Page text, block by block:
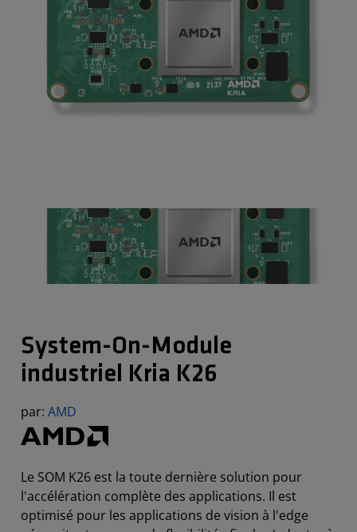
System-On-Module
industriel Kria K26
par: AMD
Le SOM K26 est la toute dernière solution pour
l'accélération complète des applications. Il est
optimisé pour les applications de vision à l'edge